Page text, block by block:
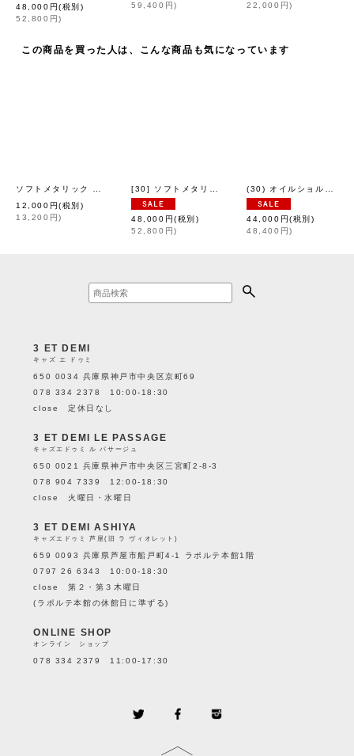
48,000 円(税別)
52,800 円)
59,400 円)
22,000 円)
この商品を買った人は、こんな商品も気になっています
[eb.a.gos]
12,000 円(税別)
13,200 円) 48,000 円(税別)
52,800 円)
44,000 円(税別)
48,400 円)
3 ET DEMI
キャズ エ ドゥミ
650 0034 兵庫県神戸市中央区京町69
078 334 2378 10:00-18:30
close 定休日なし
3 ET DEMI LE PASSAGE
キャズエドゥミ ル パサージュ
650 0021 兵庫県神戸市中央区三宮町2-8-3
078 904 7339 12:00-18:30
close 火曜日・水曜日
3 ET DEMI ASHIYA
キャズエドゥミ 芦屋(旧 ラ ヴィオレット)
659 0093 兵庫県芦屋市船戸町4-1 ラポルテ本館1階
0797 26 6343 10:00-18:30
close 第２・第３木曜日
(ラポルテ本館の休館日に準ずる)
ONLINE SHOP
オンライン ショップ
078 334 2379 11:00-17:30